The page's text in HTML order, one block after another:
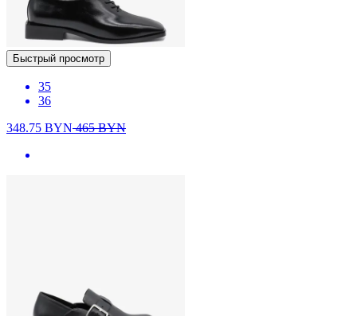
Быстрый просмотр
35
36
348.75 BYN465BYN